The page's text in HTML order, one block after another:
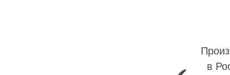
в